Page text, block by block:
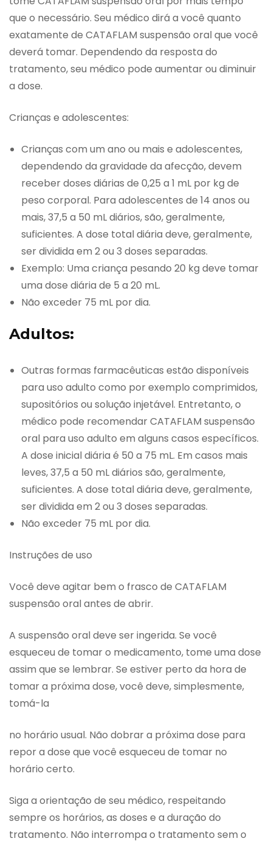
que o necessário. Seu médico dirá a você quanto
exatamente de CATAFLAM suspensão oral que você
deverá tomar. Dependendo da resposta do
tratamento, seu médico pode aumentar ou diminuir
a dose.
Crianças e adolescentes:
Crianças com um ano ou mais e adolescentes,
dependendo da gravidade da afecção, devem
receber doses diárias de 0,25 a 1 mL por kg de
peso corporal. Para adolescentes de 14 anos ou
mais, 37,5 a 50 mL diários, são, geralmente,
suficientes. A dose total diária deve, geralmente,
ser dividida em 2 ou 3 doses separadas.
Exemplo: Uma criança pesando 20 kg deve tomar
uma dose diária de 5 a 20 mL.
Não exceder 75 mL por dia.
Adultos:
Outras formas farmacêuticas estão disponíveis
para uso adulto como por exemplo comprimidos,
supositórios ou solução injetável. Entretanto, o
médico pode recomendar CATAFLAM suspensão
oral para uso adulto em alguns casos específicos.
A dose inicial diária é 50 a 75 mL. Em casos mais
leves, 37,5 a 50 mL diários são, geralmente,
suficientes. A dose total diária deve, geralmente,
ser dividida em 2 ou 3 doses separadas.
Não exceder 75 mL por dia.
Instruções de uso
Você deve agitar bem o frasco de CATAFLAM
suspensão oral antes de abrir.
A suspensão oral deve ser ingerida. Se você
esqueceu de tomar o medicamento, tome uma dose
assim que se lembrar. Se estiver perto da hora de
tomar a próxima dose, você deve, simplesmente,
tomá-la
no horário usual. Não dobrar a próxima dose para
repor a dose que você esqueceu de tomar no
horário certo.
Siga a orientação de seu médico, respeitando
sempre os horários, as doses e a duração do
tratamento. Não interrompa o tratamento sem o